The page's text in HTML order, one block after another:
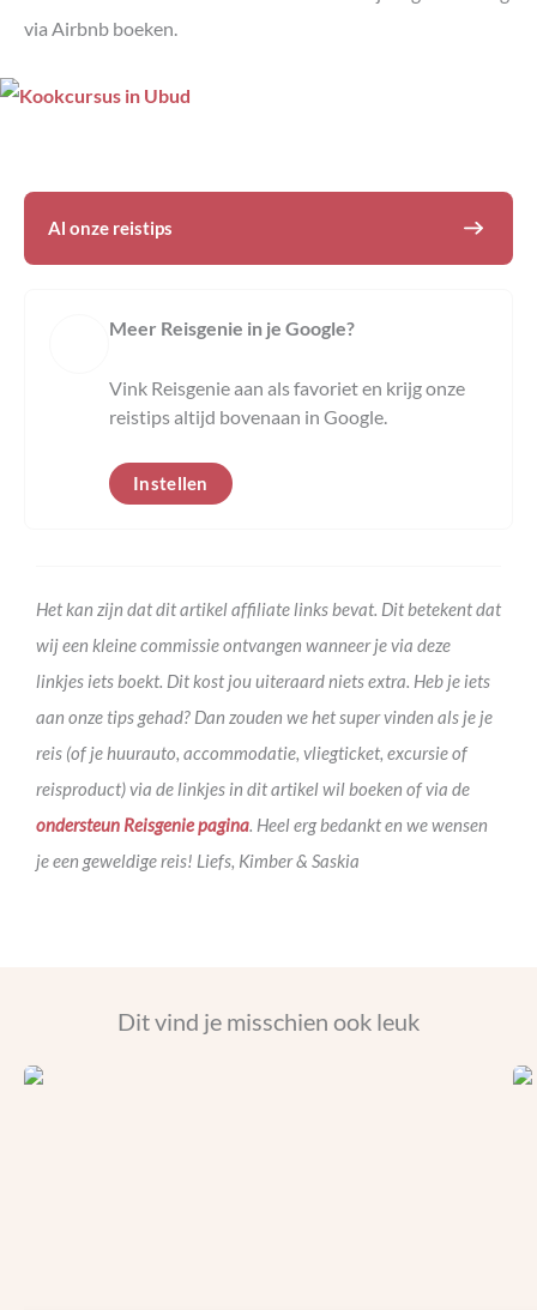
via Airbnb boeken.
Al onze reistips
Meer Reisgenie in je Google?
Vink Reisgenie aan als favoriet en krijg onze
reistips altijd bovenaan in Google.
Instellen
Het kan zijn dat dit artikel affiliate links bevat. Dit betekent dat
wij een kleine commissie ontvangen wanneer je via deze
linkjes iets boekt. Dit kost jou uiteraard niets extra. Heb je iets
aan onze tips gehad? Dan zouden we het super vinden als je je
reis (of je huurauto, accommodatie, vliegticket, excursie of
reisproduct) via de linkjes in dit artikel wil boeken of via de
ondersteun Reisgenie pagina. Heel erg bedankt en we wensen
je een geweldige reis! Liefs, Kimber & Saskia
Dit vind je misschien ook leuk